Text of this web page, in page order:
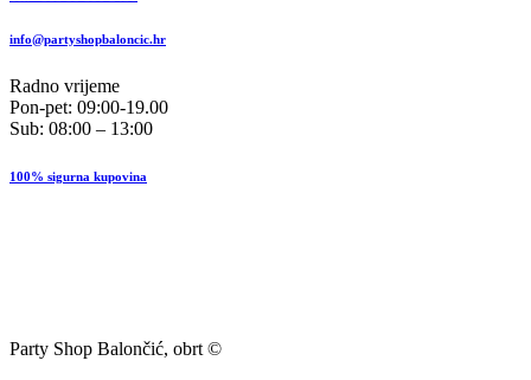
info@partyshopbaloncic.hr
Radno vrijeme
Pon-pet: 09:00-19.00
Sub: 08:00 – 13:00
100% sigurna kupovina
Party Shop Balončić, obrt ©